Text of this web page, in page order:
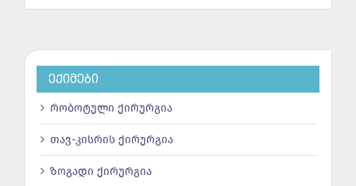
ᲔᲥᲘᲛᲔᲑᲘ
რობოტული ქირურგია
თავ-კისრის ქირურგია
ზოგადი ქირურგია